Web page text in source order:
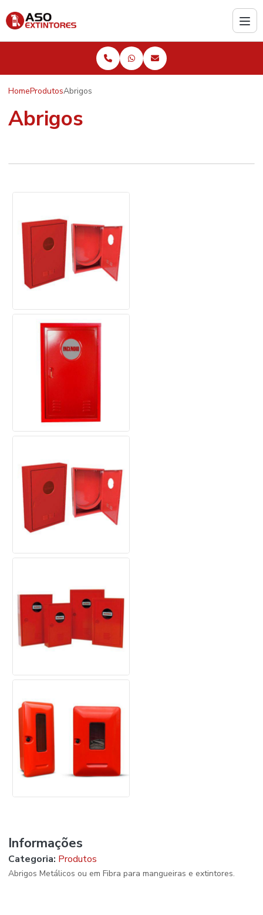
HomeProdutosAbrigos
Abrigos
Informações
Categoria: Produtos
Abrigos Metálicos ou em Fibra para mangueiras e extintores.